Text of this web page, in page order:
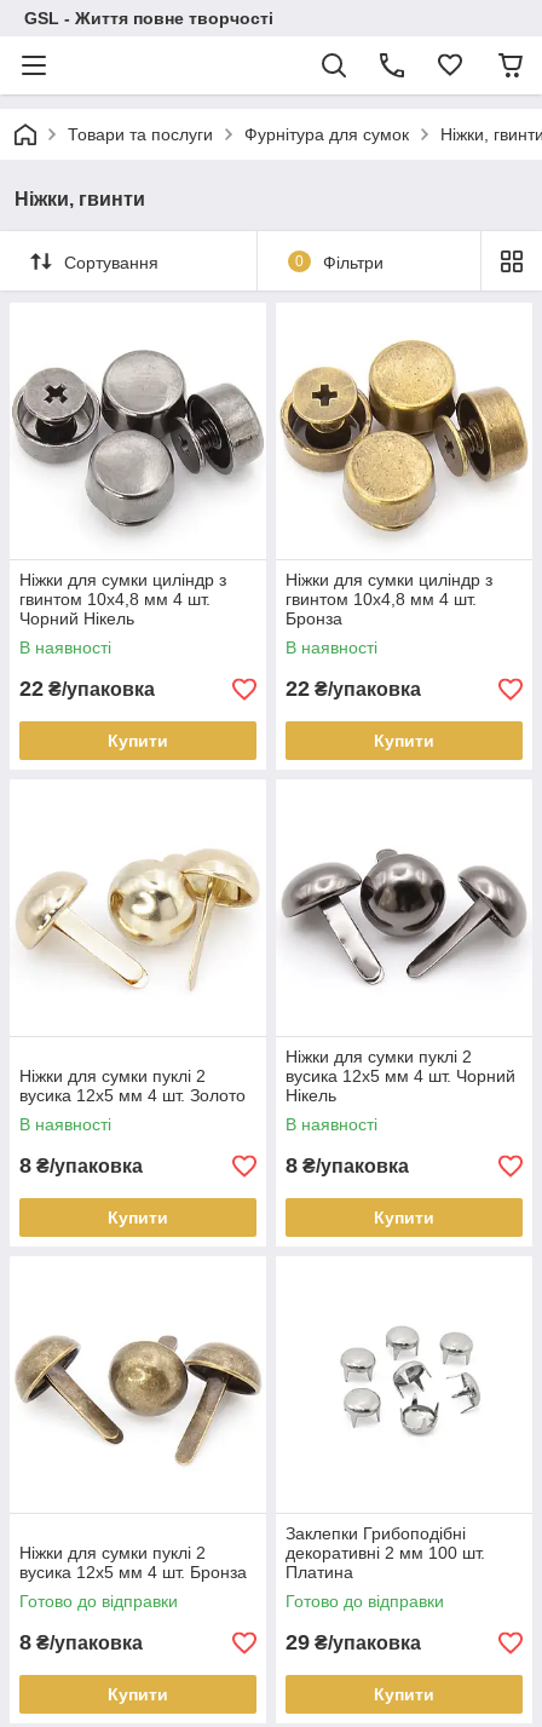
GSL - Життя повне творчості
Товари та послуги Фурнітура для сумок Ніжки,
Ніжки, гвинти
Сортування 0 Фільтри
Ніжки для сумки циліндр з
гвинтом 10х4,8 мм 4 шт.
Чорний Нікель
В наявності
22 ₴/упаковка
Купити
Ніжки для сумки циліндр з
гвинтом 10х4,8 мм 4 шт.
Бронза
В наявності
22 ₴/упаковка
Купити
Ніжки для сумки пуклі 2
вусика 12х5 мм 4 шт. Золото
В наявності
8 ₴/упаковка
Купити
Ніжки для сумки пуклі 2
вусика 12х5 мм 4 шт. Чорний
Нікель
В наявності
8 ₴/упаковка
Купити
Ніжки для сумки пуклі 2
вусика 12х5 мм 4 шт. Бронза
Готово до відправки
8 ₴/упаковка
Купити
Заклепки Грибоподібні
декоративні 2 мм 100 шт.
Платина
Готово до відправки
29 ₴/упаковка
Купити